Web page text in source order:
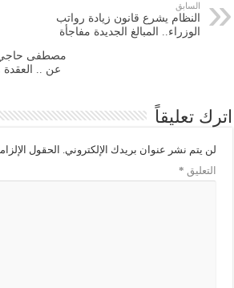
السابق
النظام يشرع قانون زيادة رواتب
الوزراء.. المبالغ الجديدة مفاجأة
مصطفى حاجي
عن .. العقدة
اترك تعليقاً
لن يتم نشر عنوان بريدك الإلكتروني. الحقول
التعليق *